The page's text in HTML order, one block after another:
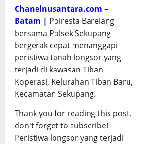
Chanelnusantara.com –
Batam | Polresta Barelang
bersama Polsek Sekupang
bergerak cepat menanggapi
peristiwa tanah longsor yang
terjadi di kawasan Tiban
Koperasi, Kelurahan Tiban Baru,
Kecamatan Sekupang.
Thank you for reading this post,
don't forget to subscribe!
Peristiwa longsor yang terjadi